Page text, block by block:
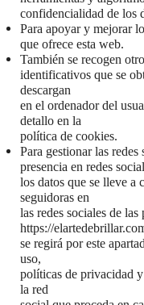
confidencialidad de los
Para apoyar y mejorar
que ofrece esta web.
También se recogen
identificativos que se
descargan
en el ordenador del
detallo en la
política de cookies.
Para gestionar las
presencia en redes
los datos que se lleve a
seguidoras en
las redes sociales de
https://
se regirá por este
uso,
políticas de privacidad
la red